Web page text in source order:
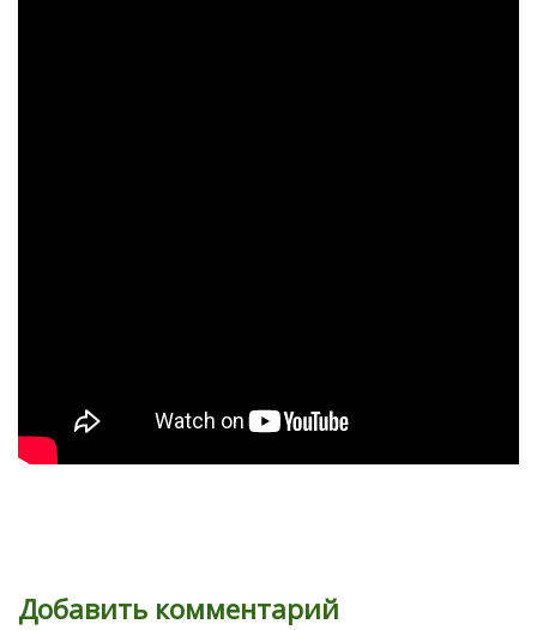
Добавить комментарий